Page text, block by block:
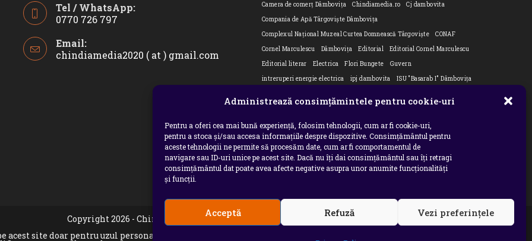
Administrează consimțămintele pentru cookie-uri
Pentru a oferi cea mai bună experiență, folosim tehnologii, cum ar fi cookie-uri,
pentru a stoca și/sau accesa informațiile despre dispozitive. Consimțământul pentru
aceste tehnologii ne permite să procesăm date, cum ar fi comportamentul de
navigare sau ID-uri unice pe acest site. Dacă nu îți dai consimțământul sau îți retragi
consimțământul dat poate avea afecte negative asupra unor anumite funcționalități
și funcții.
Acceptă Refuză Vezi preferințele
Tel / WhatsApp:
0770 726 797
in
your
Email:
chindiamedia2020 ( at ) gmail.com
application
Camera de comerț Dâmbovița
Chindiamedia.ro
Cj dambovita
Compania de Apă Târgoviște Dâmbovița
Complexul Național Muzeal Curtea Domnească Târgoviște
CONAF
Cornel Marculescu
Dâmbovița Editorial
Editorial Cornel Marculescu
Editorial literar
Electrica Flori Bungete
Guvern
intreruperi energie electrica
ipj dambovita
ISU "Basarab I" Dâmbovița
JURNAL DE CĂLĂTORIE
Laurențiu Ștefan Szemkovics
Ministerul Educației
ministerul sanatatii Nu-ți uita istoria
Prefectura dambovita
Primaria Dragodana
Primaria Lucieni
primaria Răzvad
Primaria Ulmi primăria Târgoviște
PSD Dambovita
psiholog
Serial Situatia Covid 19 Dambovita
Situație Covid-19
Copyright 2026 - Chindia Media
site doar pentru uzul personal sau necomercial. Sunt INTERZISE copierea, reproducerea, recompilarea,